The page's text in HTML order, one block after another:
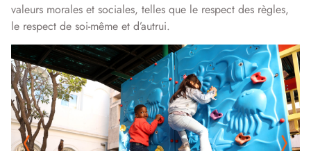
valeurs morales et sociales, telles que le respect des règles,
le respect de soi-même et d’autrui.